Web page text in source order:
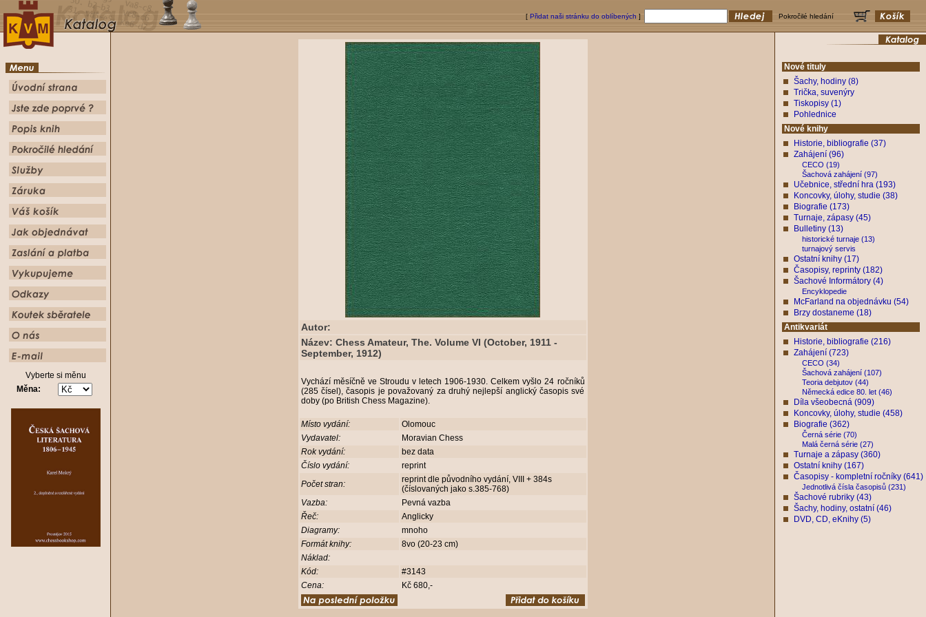
[ Přidat naši stránku do oblíbených ] Pokročilé hledání
Vyberte si měnu
Měna:
Autor:
Název: Chess Amateur, The. Volume VI (October, 1911 -
September, 1912)
Vychází měsíčně ve Stroudu v letech 1906-1930. Celkem vyšlo 24 ročníků
(285 čísel), časopis je považovaný za druhý nejlepší anglický časopis své
doby (po British Chess Magazine).
Místo vydání:
Olomouc
Vydavatel:
Moravian Chess
Rok vydání:
bez data
Číslo vydání:
reprint
Počet stran:
reprint dle původního vydání, VIII + 384s
(číslovaných jako s.385-768)
Vazba:
Pevná vazba
Řeč:
Anglicky
Diagramy:
mnoho
Formát knihy:
8vo (20-23 cm)
Náklad:
Kód:
#3143
Cena:
Kč 680,-
Nové tituly
Šachy, hodiny (8)
Trička, suvenýry
Tiskopisy (1)
Pohlednice
Nové knihy
Historie, bibliografie (37)
Zahájení (96)
CECO (19)
Šachová zahájení (97)
Učebnice, střední hra (193)
Koncovky, úlohy, studie (38)
Biografie (173)
Turnaje, zápasy (45)
Bulletiny (13)
historické turnaje (13)
turnajový servis
Ostatní knihy (17)
Časopisy, reprinty (182)
Šachové Informátory (4)
Encyklopedie
McFarland na objednávku (54)
Brzy dostaneme (18)
Antikvariát
Historie, bibliografie (216)
Zahájení (723)
CECO (34)
Šachová zahájení (107)
Teoria debjutov (44)
Německá edice 80. let (46)
Díla všeobecná (909)
Koncovky, úlohy, studie (458)
Biografie (362)
Černá série (70)
Malá černá série (27)
Turnaje a zápasy (360)
Ostatní knihy (167)
Časopisy - kompletní ročníky (641)
Jednotlivá čísla časopisů (231)
Šachové rubriky (43)
Šachy, hodiny, ostatní (46)
DVD, CD, eKnihy (5)